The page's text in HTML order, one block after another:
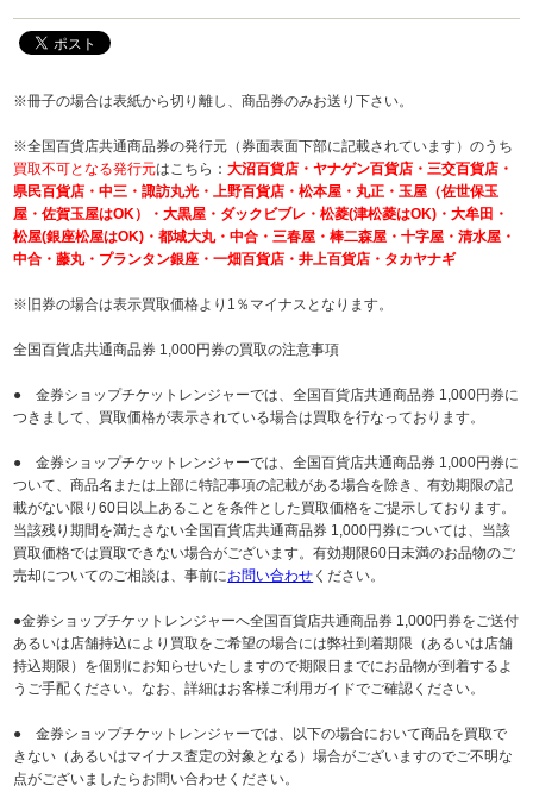
※冊子の場合は表紙から切り離し、商品券のみお送り下さい。
※全国百貨店共通商品券の発行元（券面表面下部に記載されています）のうち
買取不可となる発行元はこちら：大沼百貨店・ヤナゲン百貨店・三交百貨店・
県民百貨店・中三・諏訪丸光・上野百貨店・松本屋・丸正・玉屋（佐世保玉
屋・佐賀玉屋はOK）・大黒屋・ダックビブレ・松菱(津松菱はOK)・大牟田・
松屋(銀座松屋はOK)・都城大丸・中合・三春屋・棒二森屋・十字屋・清水屋・
中合・藤丸・プランタン銀座・一畑百貨店・井上百貨店・タカヤナギ
※旧券の場合は表示買取価格より1％マイナスとなります。
全国百貨店共通商品券 1,000円券の買取の注意事項
● 金券ショップチケットレンジャーでは、全国百貨店共通商品券 1,000円券に
つきまして、買取価格が表示されている場合は買取を行なっております。
● 金券ショップチケットレンジャーでは、全国百貨店共通商品券 1,000円券に
ついて、商品名または上部に特記事項の記載がある場合を除き、有効期限の記
載がない限り60日以上あることを条件とした買取価格をご提示しております。
当該残り期間を満たさない全国百貨店共通商品券 1,000円券については、当該
買取価格では買取できない場合がございます。有効期限60日未満のお品物のご
売却についてのご相談は、事前にお問い合わせ ください。
●金券ショップチケットレンジャーへ全国百貨店共通商品券 1,000円券をご送付
あるいは店舗持込により買取をご希望の場合には弊社到着期限（あるいは店舗
持込期限）を個別にお知らせいたしますので期限日までにお品物が到着するよ
うご手配ください。なお、詳細はお客様ご利用ガイドでご確認ください。
● 金券ショップチケットレンジャーでは、以下の場合において商品を買取で
きない（あるいはマイナス査定の対象となる）場合がございますのでご不明な
点がございましたらお問い合わせください。